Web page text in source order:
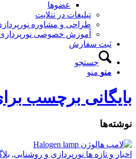
عضوها
تبلیغات در نتلایت
طراحی و مشاوره
آموزش خصوصی
ثبت سفارش
جستجو
منو منو
بایگانی برچسب
نوشته‌ها
اخبار و تازه ها نورپردازی و روشنایی,